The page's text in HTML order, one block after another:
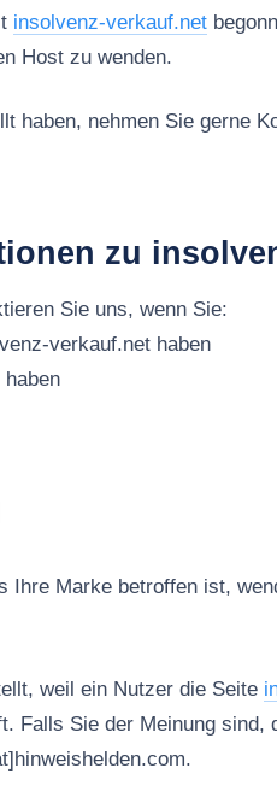
insolvenz-verkauf.net
Host zu wenden.
haben, nehmen Sie gerne
zu
Sie uns, wenn Sie:
verkauf.net haben
Ihre Marke betroffen ist,
weil ein Nutzer die Seite
Falls Sie der Meinung